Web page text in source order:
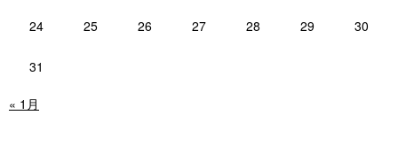
24 25 26 27 28 29 30
31
« 1月